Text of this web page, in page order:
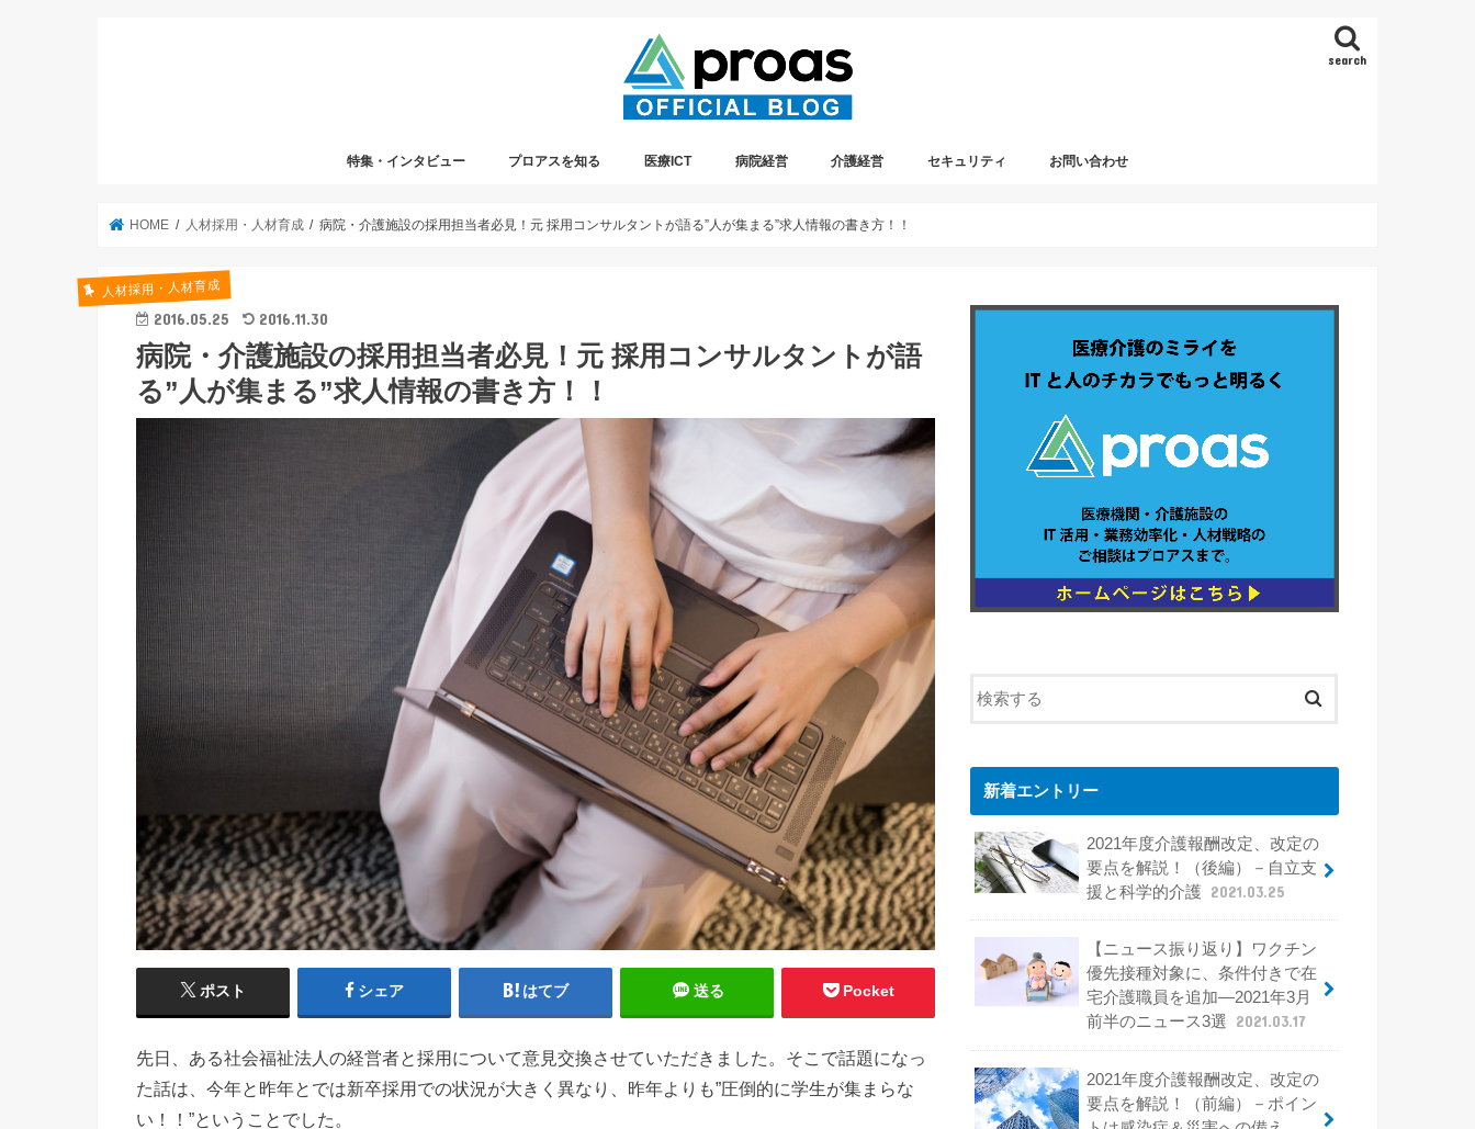
search
特集・インタビュー プロアスを知る 医療ICT 病院経営 介護経営 セキュリティ お問い合わせ
HOME 人材採用・人材育成 病院・介護施設の採用担当者必見！元 採用コンサルタントが語る”人が集まる”求人情報の書き方！！
人材採用・人材育成
2016.05.25 2016.11.30
病院・介護施設の採用担当者必見！元 採用コンサルタントが語
る”人が集まる”求人情報の書き方！！
ポスト シェア はてブ 送る Pocket
先日、ある社会福祉法人の経営者と採用について意見交換させていただきました。そこで話題になっ
た話は、今年と昨年とでは新卒採用での状況が大きく異なり、昨年よりも”圧倒的に学生が集まらな
い！！”ということでした。
新着エントリー
2021年度介護報酬改定、改定の
要点を解説！（後編）－自立支
援と科学的介護
2021.03.25
【ニュース振り返り】ワクチン
優先接種対象に、条件付きで在
宅介護職員を追加―2021年3月
前半のニュース3選
2021.03.17
2021年度介護報酬改定、改定の
要点を解説！（前編）－ポイン